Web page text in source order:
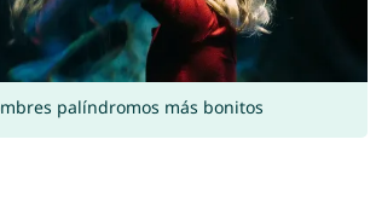
palíndromos más bonitos